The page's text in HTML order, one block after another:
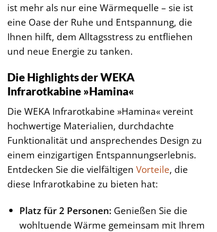
ist mehr als nur eine Wärmequelle – sie ist
eine Oase der Ruhe und Entspannung, die
Ihnen hilft, dem Alltagsstress zu entfliehen
und neue Energie zu tanken.
Die Highlights der WEKA
Infrarotkabine »Hamina«
Die WEKA Infrarotkabine »Hamina« vereint
hochwertige Materialien, durchdachte
Funktionalität und ansprechendes Design zu
einem einzigartigen Entspannungserlebnis.
Entdecken Sie die vielfältigen Vorteile, die
diese Infrarotkabine zu bieten hat:
Platz für 2 Personen: Genießen Sie die
wohltuende Wärme gemeinsam mit Ihrem